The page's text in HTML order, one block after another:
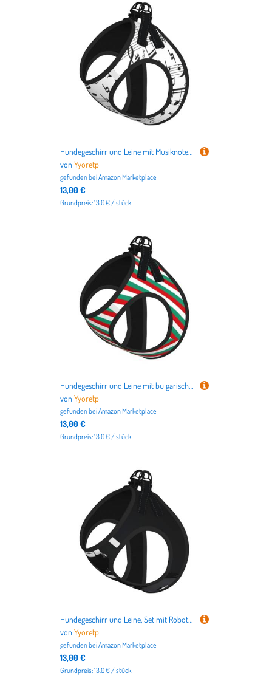
Hundegeschirr und Leine mit Musiknoten-Druck, atmungsaktiv, verstellbar, ausbruchsicher, Weste für Katzen und Hunde
vonYyoretp
gefunden beiAmazon Marketplace
13,00 €
Grundpreis: 13.0 € / stück
Hundegeschirr und Leine mit bulgarischer Flagge, atmungsaktiv, verstellbar, ausbruchsicher, Weste für Katzen und Hunde
vonYyoretp
gefunden beiAmazon Marketplace
13,00 €
Grundpreis: 13.0 € / stück
Hundegeschirr und Leine, Set mit Roboterdruck, atmungsaktiv, verstellbar, ausbruchsicher, für Katzen und Hunde, Schwarz
vonYyoretp
gefunden beiAmazon Marketplace
13,00 €
Grundpreis: 13.0 € / stück